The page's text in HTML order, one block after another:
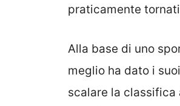
praticamente
Alla base di uno
meglio ha dato i
scalare la classifica